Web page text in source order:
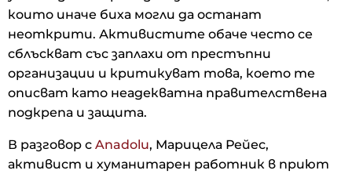
които иначе биха могли да останат
неоткрити. Активистите обаче често се
сблъскват със заплахи от престъпни
организации и критикуват това, което те
описват като неадекватна правителствена
подкрепа и защита.
В разговор с Anadolu, Марицела Рейес,
активист и хуманитарен работник в приют